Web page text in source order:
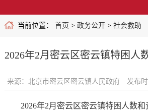
当前位置： 首页 > 政务公开> 社会救助
2026年2月密云区密云镇特困人
来源：北京市密云区密云镇人民政府 发布
2026年2月密云区密云镇特困人数